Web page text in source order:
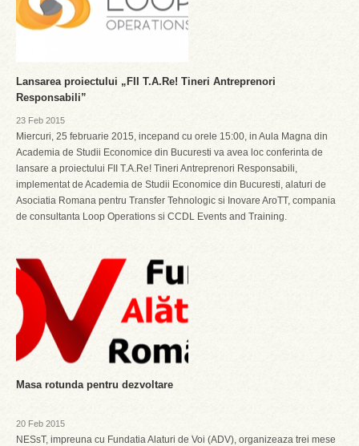
Lansarea proiectului „FII T.A.Re! Tineri Antreprenori
Responsabili”
23 Feb 2015
Miercuri, 25 februarie 2015, incepand cu orele 15:00, in Aula Magna din
Academia de Studii Economice din Bucuresti va avea loc conferinta de
lansare a proiectului FII T.A.Re! Tineri Antreprenori Responsabili,
implementat de Academia de Studii Economice din Bucuresti, alaturi de
Asociatia Romana pentru Transfer Tehnologic si Inovare AroTT, compania
de consultanta Loop Operations si CCDL Events and Training.
Masa rotunda pentru dezvoltare
20 Feb 2015
NESsT, impreuna cu Fundatia Alaturi de Voi (ADV), organizeaza trei mese